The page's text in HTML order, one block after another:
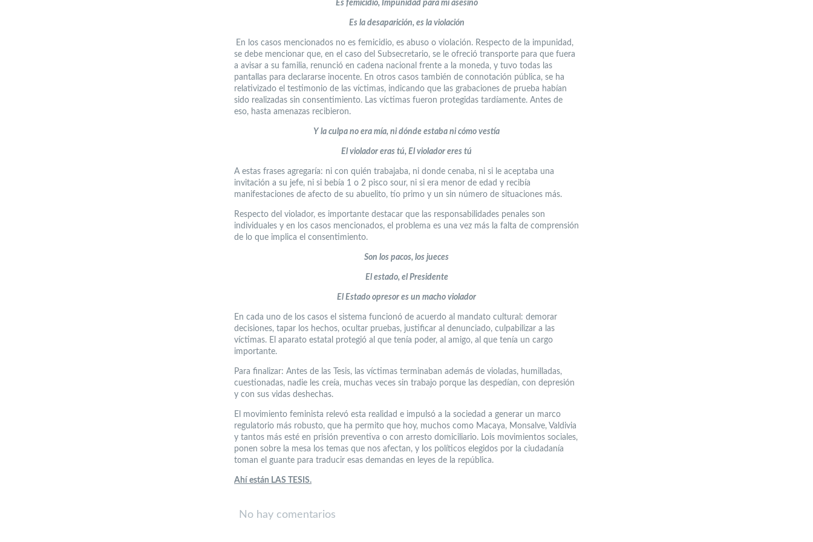
Es femicidio, Impunidad para mi asesino
Es la desaparición, es la violación
En los casos mencionados no es femicidio, es abuso o violación. Respecto de la impunidad,
se debe mencionar que, en el caso del Subsecretario, se le ofreció transporte para que fuera
a avisar a su familia, renunció en cadena nacional frente a la moneda, y tuvo todas las
pantallas para declararse inocente. En otros casos también de connotación pública, se ha
relativizado el testimonio de las víctimas, indicando que las grabaciones de prueba habían
sido realizadas sin consentimiento. Las víctimas fueron protegidas tardíamente. Antes de
eso, hasta amenazas recibieron.
Y la culpa no era mía, ni dónde estaba ni cómo vestía
El violador eras tú, El violador eres tú
A estas frases agregaría: ni con quién trabajaba, ni donde cenaba, ni si le aceptaba una
invitación a su jefe, ni si bebía 1 o 2 pisco sour, ni si era menor de edad y recibía
manifestaciones de afecto de su abuelito, tío primo y un sin número de situaciones más.
Respecto del violador, es importante destacar que las responsabilidades penales son
individuales y en los casos mencionados, el problema es una vez más la falta de comprensión
de lo que implica el consentimiento.
Son los pacos, los jueces
El estado, el Presidente
El Estado opresor es un macho violador
En cada uno de los casos el sistema funcionó de acuerdo al mandato cultural: demorar
decisiones, tapar los hechos, ocultar pruebas, justificar al denunciado, culpabilizar a las
víctimas. El aparato estatal protegió al que tenía poder, al amigo, al que tenía un cargo
importante.
Para finalizar: Antes de las Tesis, las víctimas terminaban además de violadas, humilladas,
cuestionadas, nadie les creía, muchas veces sin trabajo porque las despedían, con depresión
y con sus vidas deshechas.
El movimiento feminista relevó esta realidad e impulsó a la sociedad a generar un marco
regulatorio más robusto, que ha permito que hoy, muchos como Macaya, Monsalve, Valdivia
y tantos más esté en prisión preventiva o con arresto domiciliario. Lois movimientos sociales,
ponen sobre la mesa los temas que nos afectan, y los políticos elegidos por la ciudadanía
toman el guante para traducir esas demandas en leyes de la república.
Ahí están LAS TESIS.
No hay comentarios